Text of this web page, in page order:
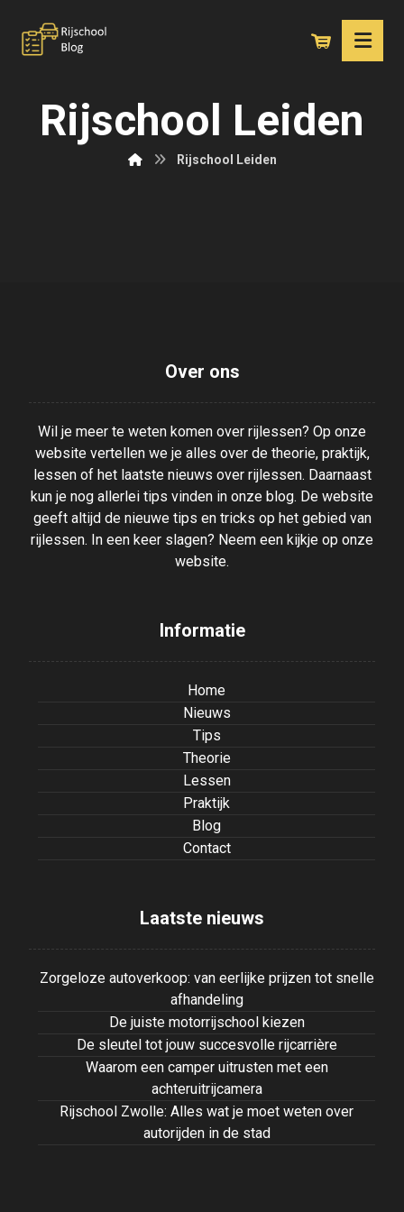
Rijschool Leiden
Rijschool Leiden
Over ons
Wil je meer te weten komen over rijlessen? Op onze
website vertellen we je alles over de theorie, praktijk,
lessen of het laatste nieuws over rijlessen. Daarnaast
kun je nog allerlei tips vinden in onze blog. De website
geeft altijd de nieuwe tips en tricks op het gebied van
rijlessen. In een keer slagen? Neem een kijkje op onze
website.
Informatie
Home
Nieuws
Tips
Theorie
Lessen
Praktijk
Blog
Contact
Laatste nieuws
Zorgeloze autoverkoop: van eerlijke prijzen tot snelle
afhandeling
De juiste motorrijschool kiezen
De sleutel tot jouw succesvolle rijcarrière
Waarom een camper uitrusten met een
achteruitrijcamera
Rijschool Zwolle: Alles wat je moet weten over
autorijden in de stad